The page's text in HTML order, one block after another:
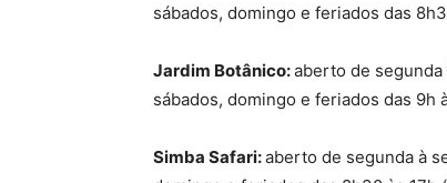
sábados, domingo e feriados das
Jardim Botânico:aberto de segunda
sábados, domingo e feriados das 9h
Simba Safari:aberto de segunda à